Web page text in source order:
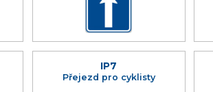
IP7
Přejezd pro cyklisty